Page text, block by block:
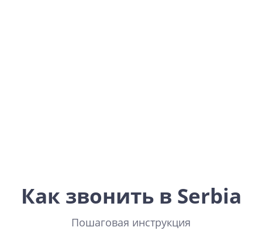
Как звонить в Serbia
Пошаговая инструкция